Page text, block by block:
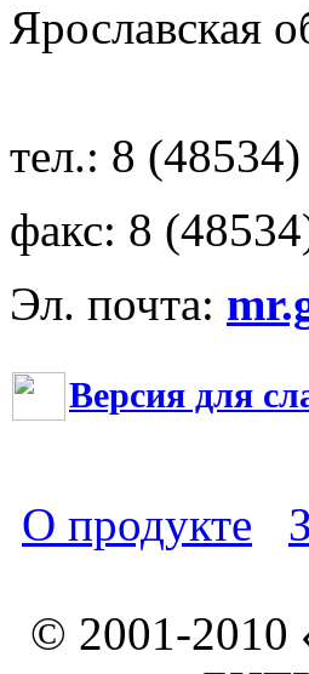
тел.: 8
факс: 8
Эл. почта:
Версия для
О продукте
© 2001-2010